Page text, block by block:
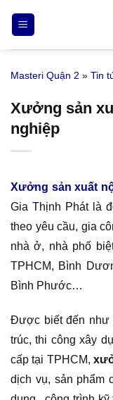
qua
nội
Masteri Quận 2 » Tin
Xưởng sản
nghiệp
Xưởng sản xuất
Gia Thịnh Phát là
theo yêu cầu, gia
nhà ở, nhà phố
TPHCM, Bình
Bình Phước…
Được biết đến như
trúc, thi công xây
cấp tại TPHCM,
dịch vụ, sản phẩm